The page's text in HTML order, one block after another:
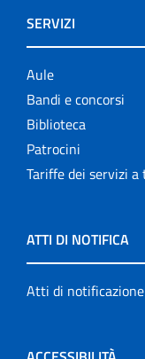
SERVIZI
Aule
Bandi e concorsi
Biblioteca
Patrocini
Tariffe dei servizi a
ATTI DI NOTIFICA
Atti di